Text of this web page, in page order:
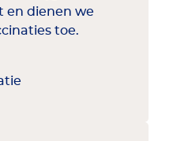
en dienen we
toe.